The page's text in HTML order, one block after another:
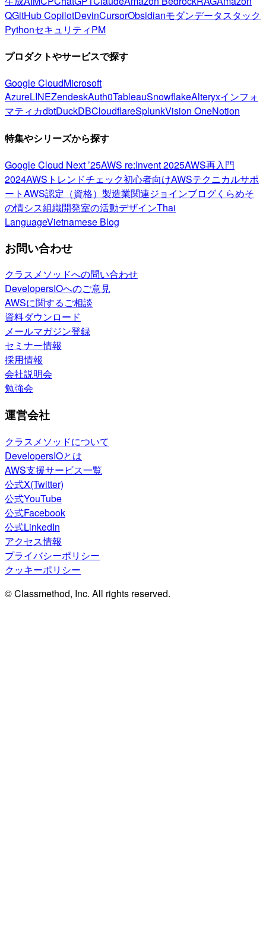
QGitHub CopilotDevinCursorObsidianモダンデータスタック
PythonセキュリティPM
プロダクトやサービスで探す
Google CloudMicrosoft
AzureLINEZendeskAuth0TableauSnowflakeAlteryxインフォ
マティカdbtDuckDBCloudflareSplunkVision OneNotion
特集やシリーズから探す
Google Cloud Next ’25AWS re:Invent 2025AWS再入門
2024AWSトレンドチェック初心者向けAWSテクニカルサポ
ートAWS認定（資格） 製造業関連ジョインブログくらめそ
の情シス組織開発室の活動デザインThai
LanguageVietnamese Blog
お問い合わせ
クラスメソッドへの問い合わせ
DevelopersIOへのご意見
AWSに関するご相談
資料ダウンロード
メールマガジン登録
セミナー情報
採用情報
会社説明会
勉強会
運営会社
クラスメソッドについて
DevelopersIOとは
AWS支援サービス一覧
公式X(Twitter)
公式YouTube
公式Facebook
公式LinkedIn
アクセス情報
プライバシーポリシー
クッキーポリシー
© Classmethod, Inc. All rights reserved.